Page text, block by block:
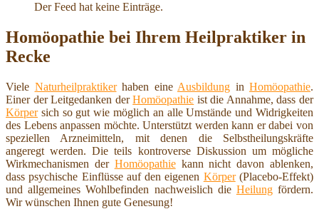
Der Feed hat keine Einträge.
Homöopathie bei Ihrem Heilpraktiker in
Recke
Viele Naturheilpraktikerhaben eine Ausbildung in Homöopathie.
Einer der Leitgedanken derHomöopathie ist die Annahme, dass der
Körpersich so gut wie möglich an alle Umstände und Widrigkeiten
des Lebens anpassen möchte. Unterstützt werden kann er dabei von
speziellen Arzneimitteln, mit denen die Selbstheilungskräfte
angeregt werden. Die teils kontroverse Diskussion um mögliche
Wirkmechanismen der Homöopathiekann nicht davon ablenken,
dass psychische Einflüsse auf den eigenen Körper(Placebo-Effekt)
und allgemeines Wohlbefinden nachweislich die Heilungfördern.
Wir wünschen Ihnen gute Genesung!